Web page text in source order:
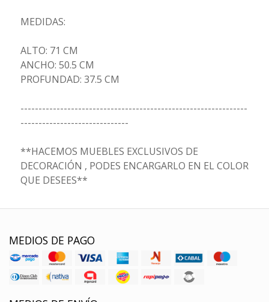
MEDIDAS:
ALTO: 71 CM
ANCHO: 50.5 CM
PROFUNDAD: 37.5 CM
---------------------------------------------------------------
------------------------------
**HACEMOS MUEBLES EXCLUSIVOS DE
DECORACIÓN , PODES ENCARGARLO EN EL COLOR
QUE DESEES**
MEDIOS DE PAGO